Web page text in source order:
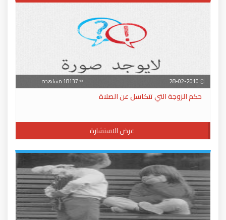
حكم الزوجة التي تتكاسل عن الصلاة
عرض الاستشارة